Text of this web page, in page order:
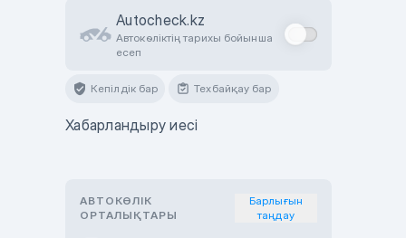
Autocheck.kz
Автокөліктің тарихы бойынша
есеп
Кепілдік бар Техбайқау бар
Хабарландыру иесі
АВТОКӨЛІК
ОРТАЛЫҚТАРЫ
Барлығын
таңдау